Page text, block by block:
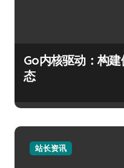
Go内核驱动：构
态
站长资讯